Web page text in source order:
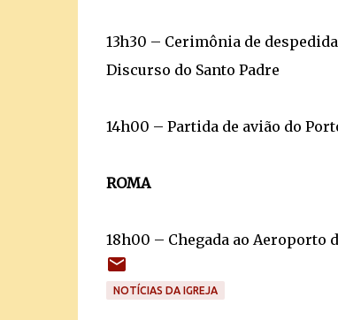
13h30 – Cerimônia de
Discurso do Santo Padre
14h00 – Partida de avião do
ROMA
18h00 – Chegada ao Aeroporto
NOTÍCIAS DA IGREJA